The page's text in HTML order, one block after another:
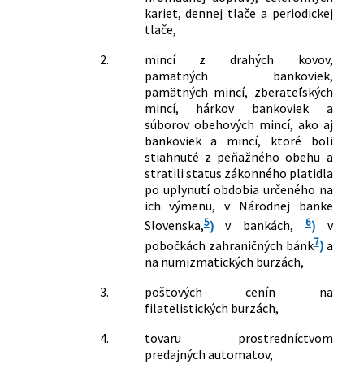
kariet, dennej tlače a periodickej
tlače,
2.
mincí z drahých kovov,
pamätných bankoviek,
pamätných mincí, zberateľských
mincí, hárkov bankoviek a
súborov obehových mincí, ako aj
bankoviek a mincí, ktoré boli
stiahnuté z peňažného obehu a
stratili status zákonného platidla
po uplynutí obdobia určeného na
ich výmenu, v Národnej banke
Slovenska,5)v bankách, 6)v
pobočkách zahraničných bánk7)a
na numizmatických burzách,
3.
poštových cenín na
filatelistických burzách,
4.
tovaru prostredníctvom
predajných automatov,